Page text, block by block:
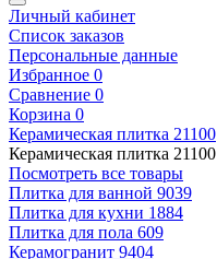
Личный кабинет
Список заказов
Персональные данные
Избранное 0
Сравнение 0
Корзина 0
Керамическая плитка 21100
Керамическая плитка 21100
Посмотреть все товары
Плитка для ванной 9039
Плитка для кухни 1884
Плитка для пола 609
Керамогранит 9404